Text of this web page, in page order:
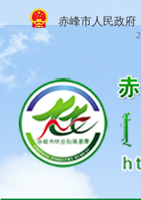
赤峰市人民政府